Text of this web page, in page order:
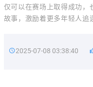
仅可以在赛场上取得成功，
故事，激励着更多年轻人追
2025-07-08 03:38:40